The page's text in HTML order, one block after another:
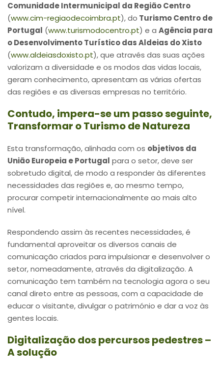
Comunidade Intermunicipal da Região Centro
(www.cim-regiaodecoimbra.pt), do Turismo Centro de
Portugal (www.turismodocentro.pt) e a Agência para
o Desenvolvimento Turístico das Aldeias do Xisto
(www.aldeiasdoxisto.pt), que através das suas ações
valorizam a diversidade e os modos das vidas locais,
geram conhecimento, apresentam as várias ofertas
das regiões e as diversas empresas no território.
Contudo, impera-se um passo seguinte,
Transformar o Turismo de Natureza
Esta transformação, alinhada com os objetivos da
União Europeia e Portugal para o setor, deve ser
sobretudo digital, de modo a responder às diferentes
necessidades das regiões e, ao mesmo tempo,
procurar competir internacionalmente ao mais alto
nível.
Respondendo assim às recentes necessidades, é
fundamental aproveitar os diversos canais de
comunicação criados para impulsionar e desenvolver o
setor, nomeadamente, através da digitalização. A
comunicação tem também na tecnologia agora o seu
canal direto entre as pessoas, com a capacidade de
educar o visitante, divulgar o património e dar a voz às
gentes locais.
Digitalização dos percursos pedestres –
A solução